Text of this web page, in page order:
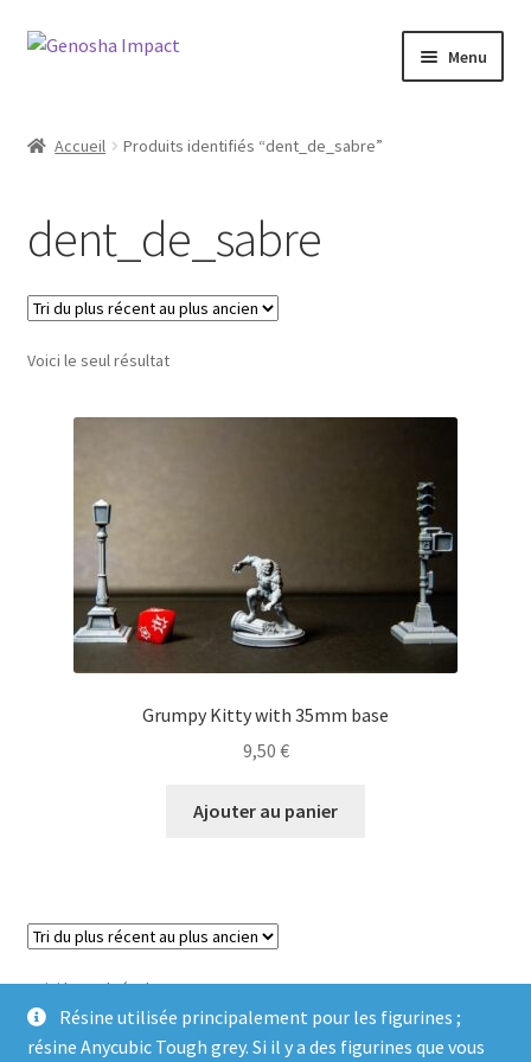
Résine utilisée principalement pour les figurines ;
résine Anycubic Tough grey. Si il y a des figurines que vous
Aller
navigation
Aller
Menu
Checkout
My account
Shop
Wishlist
Accueil Produits identifiés “dent_de_sabre”
dent_de_sabre
Voici le seul résultat
Grumpy Kitty with 35mm base
9,50 €
Ajouter au panier
Voici le seul résultat